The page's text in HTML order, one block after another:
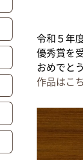
令和５年
優秀賞を
おめでと
作品はこ